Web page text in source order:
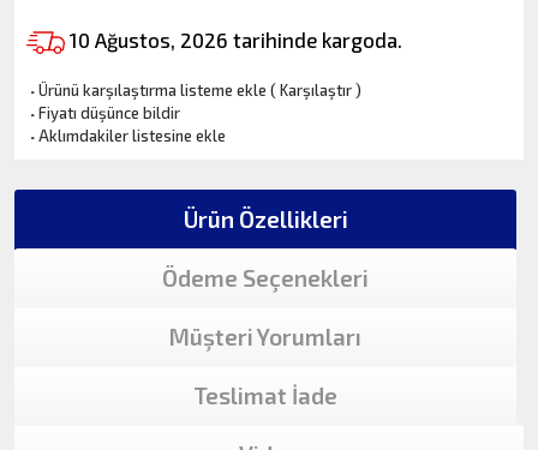
10 Ağustos, 2026 tarihinde kargoda.
·Ürünü karşılaştırma listeme ekle (Karşılaştır)
·Fiyatı düşünce bildir
·Aklımdakiler listesine ekle
Ürün Özellikleri
Ödeme Seçenekleri
Müşteri Yorumları
Teslimat İade